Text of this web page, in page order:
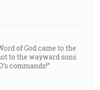
of God came to the
to the wayward sons
commands!”